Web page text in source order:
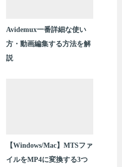
Avidemux一番詳細な使い
方・動画編集する方法を解
説
【Windows/Mac】MTSファ
イルをMP4に変換する3つ